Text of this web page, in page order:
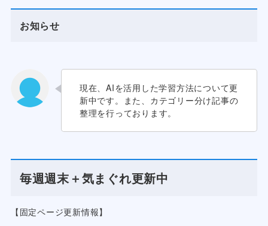
お知らせ
現在、AIを活用した学習方法について更
新中です。また、カテゴリー分け記事の
整理を行っております。
毎週週末＋気まぐれ更新中
【固定ページ更新情報】